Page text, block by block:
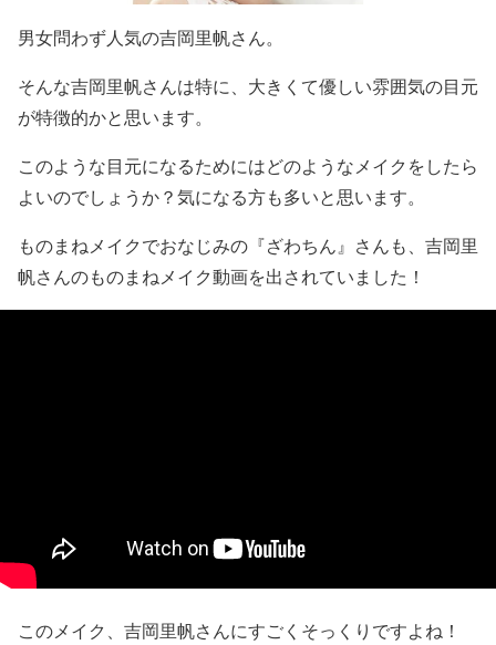
男女問わず人気の吉岡里帆さん。
そんな吉岡里帆さんは特に、 大きくて優しい雰囲気の目元
が特徴的かと思います。
このような目元になるためにはどのようなメイクをしたら
よいのでしょうか？気になる方も多いと思います。
ものまねメイクでおなじみの 『ざわちん』 さんも、吉岡里
帆さんのものまねメイク動画を出されていました！
このメイク、吉岡里帆さんにすごくそっくりですよね！